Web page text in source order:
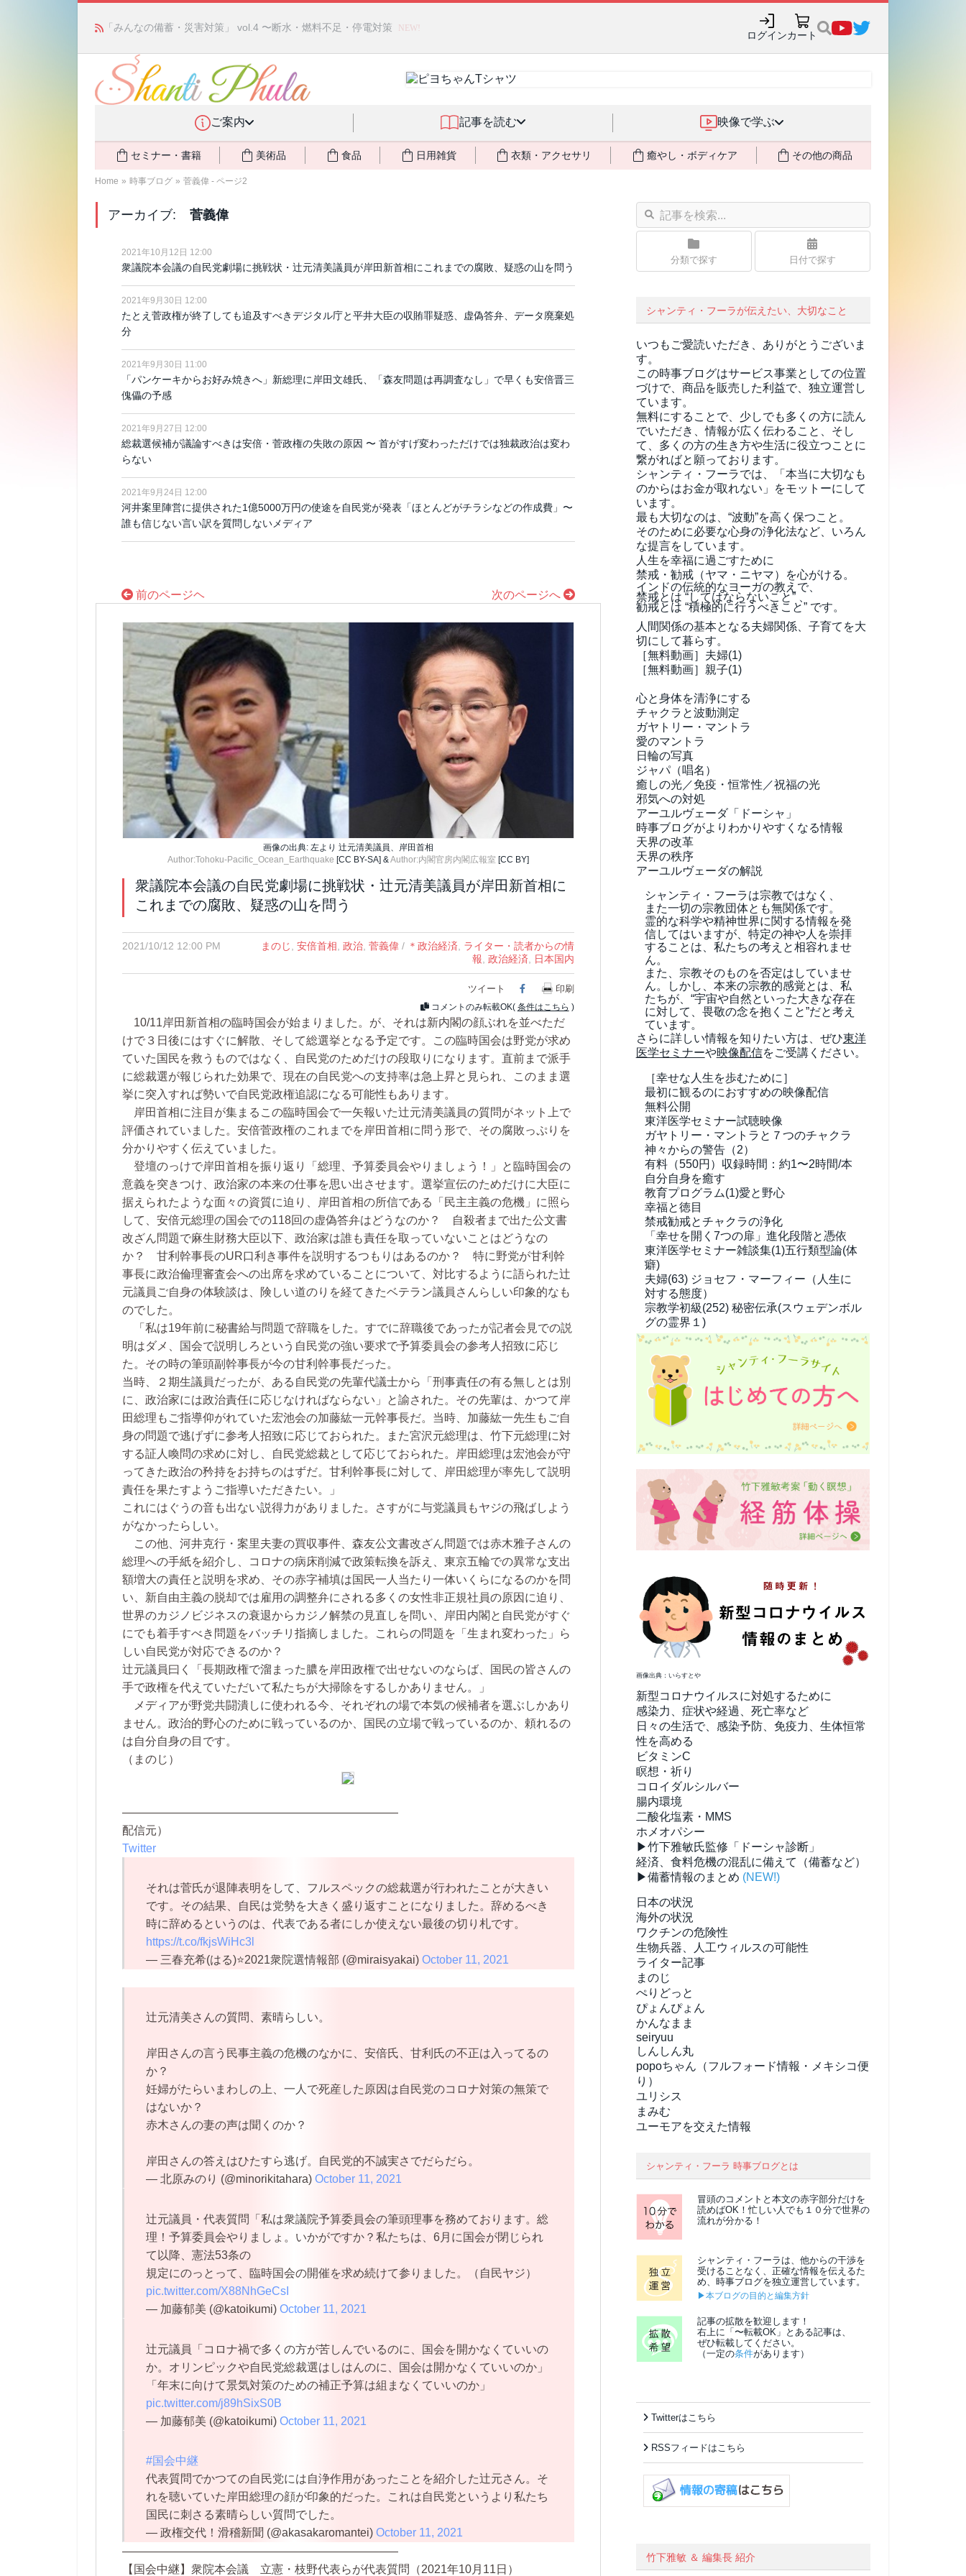
「みんなの備蓄・災害対策」 vol.4 〜断水・燃料不足・停電対策 NEW!
ログインカート
ご案内 記事を読む 映像で学ぶ
セミナー・書籍 美術品 食品 日用雑貨 衣類・アクセサリ 癒やし・ボディケア その他の商品
Home » 時事ブログ » 菅義偉 - ページ2
アーカイブ: 菅義偉
2021年10月12日 12:00
衆議院本会議の自民党劇場に挑戦状・辻元清美議員が岸田新首相にこれまでの腐敗、疑惑の山を問う
2021年9月30日 12:00
たとえ菅政権が終了しても追及すべきデジタル庁と平井大臣の収賄罪疑惑、虚偽答弁、データ廃棄処
分
2021年9月30日 11:00
「パンケーキからお好み焼きへ」新総理に岸田文雄氏、「森友問題は再調査なし」で早くも安倍晋三
傀儡の予感
2021年9月27日 12:00
総裁選候補が議論すべきは安倍・菅政権の失敗の原因 〜 首がすげ変わっただけでは独裁政治は変わ
らない
2021年9月24日 12:00
河井案里陣営に提供された1億5000万円の使途を自民党が発表「ほとんどがチラシなどの作成費」〜
誰も信じない言い訳を質問しないメディア
前のページヘ 次のページへ
画像の出典: 左より 辻元清美議員、岸田首相
Author:Tohoku-Pacific_Ocean_Earthquake [CC BY-SA] &Author:内閣官房内閣広報室 [CC BY]
衆議院本会議の自民党劇場に挑戦状・辻元清美議員が岸田新首相に
これまでの腐敗、疑惑の山を問う
2021/10/12 12:00 PM まのじ 安倍首相 政治, 菅義偉/ ＊政治経済
ライター・読者からの情
報 政治経済 日本国内
ツイート Facebook
印刷
コメントのみ転載OK( 条件はこちら )
10/11岸田新首相の臨時国会が始まりました。が、それは新内閣の顔ぶれを並べただ
けで３日後にはすぐに解散、そして総選挙となる予定です。この臨時国会は野党が求め
ていた国民を救うものではなく、自民党のためだけの段取りになります。直前まで派手
に総裁選が報じられた効果で、現在の自民党への支持率は急上昇と見られ、このまま選
挙に突入すれば勢いで自民党政権追認になる可能性もあります。
岸田首相に注目が集まるこの臨時国会で一矢報いた辻元清美議員の質問がネット上で
評価されていました。安倍菅政権のこれまでを岸田首相に問う形で、その腐敗っぷりを
分かりやすく伝えていました。
登壇のっけで岸田首相を振り返り「総理、予算委員会やりましょう！」と臨時国会の
意義を突きつけ、政治家の本来の仕事を思い出させます。選挙宣伝のためだけに大臣に
据えられたような面々の資質に迫り、岸田首相の所信である「民主主義の危機」に照ら
して、安倍元総理の国会での118回の虚偽答弁はどうなのか？ 自殺者まで出た公文書
改ざん問題で麻生財務大臣以下、政治家は誰も責任を取っていないことはどうなの
か？ 甘利幹事長のUR口利き事件を説明するつもりはあるのか？ 特に野党が甘利幹
事長に政治倫理審査会への出席を求めていることについて、対比するように語られた辻
元議員ご自身の体験談は、険しい道のりを経てきたベテラン議員さんらしい印象的なも
のでした。
「私は19年前に秘書給与問題で辞職をした。すでに辞職後であったが記者会見での説
明はダメ、国会で説明しろという自民党の強い要求で予算委員会の参考人招致に応じ
た。その時の筆頭副幹事長が今の甘利幹事長だった。
当時、２期生議員だったが、ある自民党の先輩代議士から「刑事責任の有る無しとは別
に、政治家には政治責任に応じなければならない」と諭された。その先輩は、かつて岸
田総理もご指導仰がれていた宏池会の加藤紘一元幹事長だ。当時、加藤紘一先生もご自
身の問題で逃げずに参考人招致に応じておられた。また宮沢元総理は、竹下元総理に対
する証人喚問の求めに対し、自民党総裁として応じておられた。岸田総理は宏池会が守
ってきた政治の矜持をお持ちのはずだ。甘利幹事長に対して、岸田総理が率先して説明
責任を果たすようご指導いただきたい。」
これにはぐうの音も出ない説得力がありました。さすがに与党議員もヤジの飛ばしよう
がなかったらしい。
この他、河井克行・案里夫妻の買収事件、森友公文書改ざん問題では赤木雅子さんの
総理への手紙を紹介し、コロナの病床削減で政策転換を訴え、東京五輪での異常な支出
額増大の責任と説明を求め、その赤字補填は国民一人当たり一体いくらになるのかを問
い、新自由主義の脱却では雇用の調整弁にされる多くの女性非正規社員の原因に迫り、
世界のカジノビジネスの衰退からカジノ解禁の見直しを問い、岸田内閣と自民党がすぐ
にでも着手すべき問題をバッチリ指摘しました。これらの問題を「生まれ変わった」ら
しい自民党が対応できるのか？
辻元議員曰く「長期政権で溜まった膿を岸田政権で出せないのならば、国民の皆さんの
手で政権を代えていただいて私たちが大掃除をするしかありません。」
メディアが野党共闘潰しに使われる今、それぞれの場で本気の候補者を選ぶしかあり
ません。政治的野心のために戦っているのか、国民の立場で戦っているのか、頼れるの
は自分自身の目です。
（まのじ）
————————————————————————
配信元）
Twitter
それは菅氏が退陣表明をして、フルスペックの総裁選が行われたことが大きい
です。その結果、自民は党勢を大きく盛り返すことになりました。辞めるべき
時に辞めるというのは、代表である者にしか使えない最後の切り札です。
https://t.co/fkjsWiHc3l
— 三春充希(はる)⭐2021衆院選情報部 (@miraisyakai) October 11, 2021
辻元清美さんの質問、素晴らしい。
岸田さんの言う民事主義の危機のなかに、安倍氏、甘利氏の不正は入ってるの
か？
妊婦がたらいまわしの上、一人で死産した原因は自民党のコロナ対策の無策で
はないか？
赤木さんの妻の声は聞くのか？
岸田さんの答えはひたすら逃げ。自民党的不誠実さでだらだら。
— 北原みのり (@minorikitahara) October 11, 2021
辻元議員・代表質問「私は衆議院予算委員会の筆頭理事を務めております。総
理！予算委員会やりましょ。いかがですか？私たちは、6月に国会が閉じられ
て以降、憲法53条の
規定にのっとって、臨時国会の開催を求め続けて参りました。（自民ヤジ）
pic.twitter.com/X88NhGeCsI
— 加藤郁美 (@katoikumi) October 11, 2021
辻元議員「コロナ禍で多くの方が苦しんでいるのに、国会を開かなくていいの
か。オリンピックや自民党総裁選はしはんのに、国会は開かなくていいのか」
「年末に向けて景気対策のための補正予算は組まなくていいのか」
pic.twitter.com/j89hSixS0B
— 加藤郁美 (@katoikumi) October 11, 2021
#国会中継
代表質問でかつての自民党には自浄作用があったことを紹介した辻元さん。そ
れを聴いていた岸田総理の顔が印象的だった。これは自民党というより私たち
国民に刺さる素晴らしい質問でした。
— 政権交代！滑稽新聞 (@akasakaromantei) October 11, 2021
————————————————————————
【国会中継】衆院本会議 立憲・枝野代表らが代表質問（2021年10月11日）
分類で探す 日付で探す
シャンティ・フーラが伝えたい、大切なこと
いつもご愛読いただき、ありがとうございま
す。
この時事ブログはサービス事業としての位置
づけで、商品を販売した利益で、独立運営し
ています。
無料にすることで、少しでも多くの方に読ん
でいただき、情報が広く伝わること、そし
て、 多くの方の生き方や生活に役立つことに
繋がればと願っております。
シャンティ・フーラでは、「本当に大切なも
のからはお金が取れない」をモットーにして
います。
最も大切なのは、“波動”を高く保つこと。
そのために必要な心身の浄化法など、いろん
な提言をしています。
人生を幸福に過ごすために
禁戒・勧戒（ヤマ・ニヤマ）を心がける。
インドの伝統的なヨーガの教えで、
禁戒とは “してはならないこと” 、
勧戒とは “積極的に行うべきこと” です。
人間関係の基本となる夫婦関係、子育てを大
切にして暮らす。
［無料動画］夫婦(1)
［無料動画］親子(1)
心と身体を清浄にする
チャクラと波動測定
ガヤトリー・マントラ
愛のマントラ
日輪の写真
ジャパ（唱名）
癒しの光／免疫・恒常性／祝福の光
邪気への対処
アーユルヴェーダ「ドーシャ」
時事ブログがよりわかりやすくなる情報
天界の改革
天界の秩序
アーユルヴェーダの解説
シャンティ・フーラは宗教ではなく、
また一切の宗教団体とも無関係です。
霊的な科学や精神世界に関する情報を発
信してはいますが、特定の神や人を崇拝
することは、私たちの考えと相容れませ
ん。
また、宗教そのものを否定はしていませ
ん。しかし、本来の宗教的感覚とは、私
たちが、“宇宙や自然といった大きな存在
に対して、畏敬の念を抱くこと”だと考え
ています。
さらに詳しい情報を知りたい方は、ぜひ東洋
医学セミナーや映像配信をご受講ください。
［幸せな人生を歩むために］
最初に観るのにおすすめの映像配信
無料公開
東洋医学セミナー試聴映像
ガヤトリー・マントラと７つのチャクラ
神々からの警告（2）
有料（550円） 収録時間：約1〜2時間/本
自分自身を癒す
教育プログラム(1)愛と野心
幸福と徳目
禁戒勧戒とチャクラの浄化
「幸せを開く7つの扉」進化段階と憑依
東洋医学セミナー雑談集(1)五行類型論(体
癖)
夫婦(63) ジョセフ・マーフィー（人生に
対する態度）
宗教学初級(252) 秘密伝承(スウェデンボル
グの霊界１)
画像出典：いらすとや
新型コロナウイルスに対処するために
感染力、症状や経過、死亡率など
日々の生活で、感染予防、免疫力、生体恒常
性を高める
ビタミンC
瞑想・祈り
コロイダルシルバー
腸内環境
二酸化塩素・MMS
ホメオパシー
▶竹下雅敏氏監修「ドーシャ診断」
経済、食料危機の混乱に備えて（備蓄など）
▶備蓄情報のまとめ (NEW!)
日本の状況
海外の状況
ワクチンの危険性
生物兵器、人工ウィルスの可能性
ライター記事
まのじ
ぺりどっと
ぴょんぴょん
かんなまま
seiryuu
しんしん丸
popoちゃん（フルフォード情報・メキシコ便
り）
ユリシス
まみむ
ユーモアを交えた情報
シャンティ・フーラ 時事ブログとは
冒頭のコメントと本文の赤字部分だけを
読めばOK！忙しい人でも１０分で世界の
流れが分かる！
シャンティ・フーラは、他からの干渉を
受けることなく、正確な情報を伝えるた
め、時事ブログを独立運営しています。
▶本ブログの目的と編集方針
記事の拡散を歓迎します！
右上に「〜転載OK」とある記事は、
ぜひ転載してください。
（一定の条件があります）
Twitterはこちら
RSSフィードはこちら
竹下雅敏 ＆ 編集長 紹介